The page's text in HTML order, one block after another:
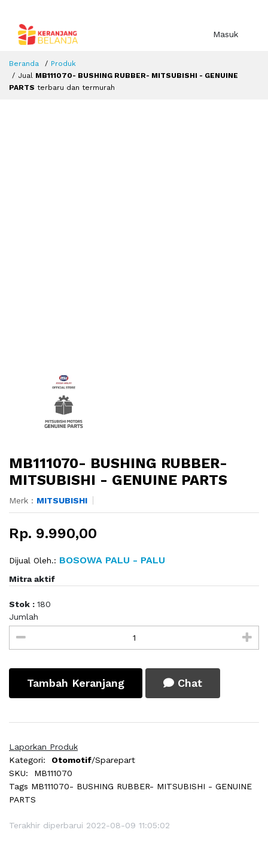
Masuk
Beranda
Produk
Jual MB111070- BUSHING RUBBER- MITSUBISHI - GENUINE
PARTS terbaru dan termurah
MB111070- BUSHING RUBBER-
MITSUBISHI - GENUINE PARTS
Merk : MITSUBISHI
Rp. 9.990,00
Dijual Oleh.: BOSOWA PALU - PALU
Mitra aktif
Stok : 180
Jumlah
Tambah Keranjang Chat
Laporkan Produk
Kategori:
Otomotif/Sparepart
SKU:
MB111070
Tags MB111070- BUSHING RUBBER- MITSUBISHI - GENUINE
PARTS
Terakhir diperbarui 2022-08-09 11:05:02